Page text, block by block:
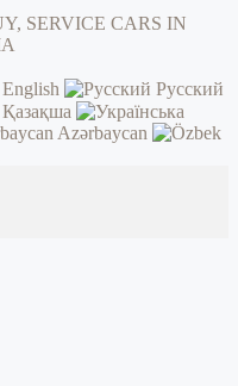
English
Русский
Қазақша
Azərbaycan